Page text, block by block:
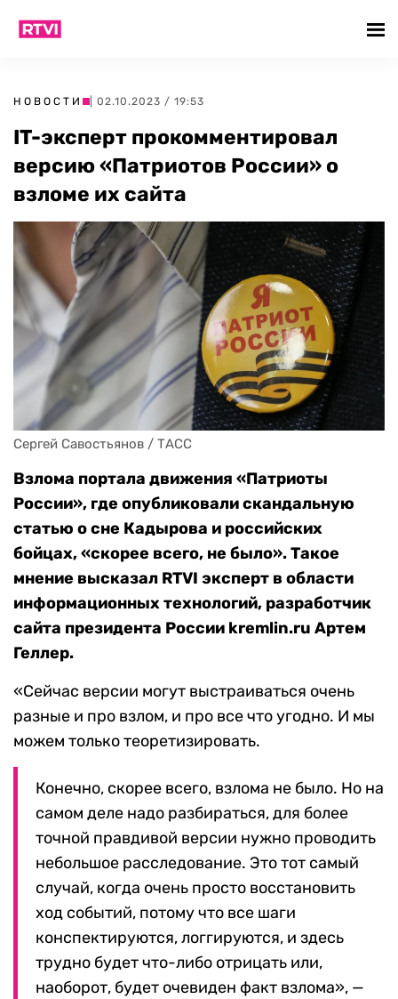
НОВОСТИ | 02.10.2023 / 19:53
IT-эксперт прокомментировал
версию «Патриотов России» о
взломе их сайта
Сергей Савостьянов / ТАСС
Взлома портала движения «Патриоты
России», где опубликовали скандальную
статью о сне Кадырова и российских
бойцах, «скорее всего, не было». Такое
мнение высказал RTVI эксперт в области
информационных технологий, разработчик
сайта президента России kremlin.ru Артем
Геллер.
«Сейчас версии могут выстраиваться очень
разные и про взлом, и про все что угодно. И мы
можем только теоретизировать.
Конечно, скорее всего, взлома не было. Но на
самом деле надо разбираться, для более
точной правдивой версии нужно проводить
небольшое расследование. Это тот самый
случай, когда очень просто восстановить
ход событий, потому что все шаги
конспектируются, логгируются, и здесь
трудно будет что-либо отрицать или,
наоборот, будет очевиден факт взлома», —